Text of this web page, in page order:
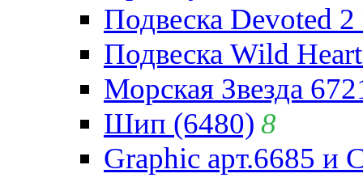
Подвеска Devoted
Подвеска Wild
Морская Звезда
Шип (6480) 8
Graphic арт.6685 и